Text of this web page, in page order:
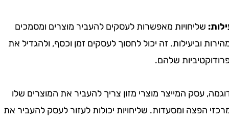
שליחויות מאפשרות לעסקים להעביר מוצרים ומסמכים
וביעילות. זה יכול לחסוך לעסקים זמן וכסף, ולהגדיל את
שלהם.
עסק המייצר מוצרי מזון צריך להעביר את המוצרים שלו
הפצה ומסעדות. שליחויות יכולות לעזור לעסק להעביר את